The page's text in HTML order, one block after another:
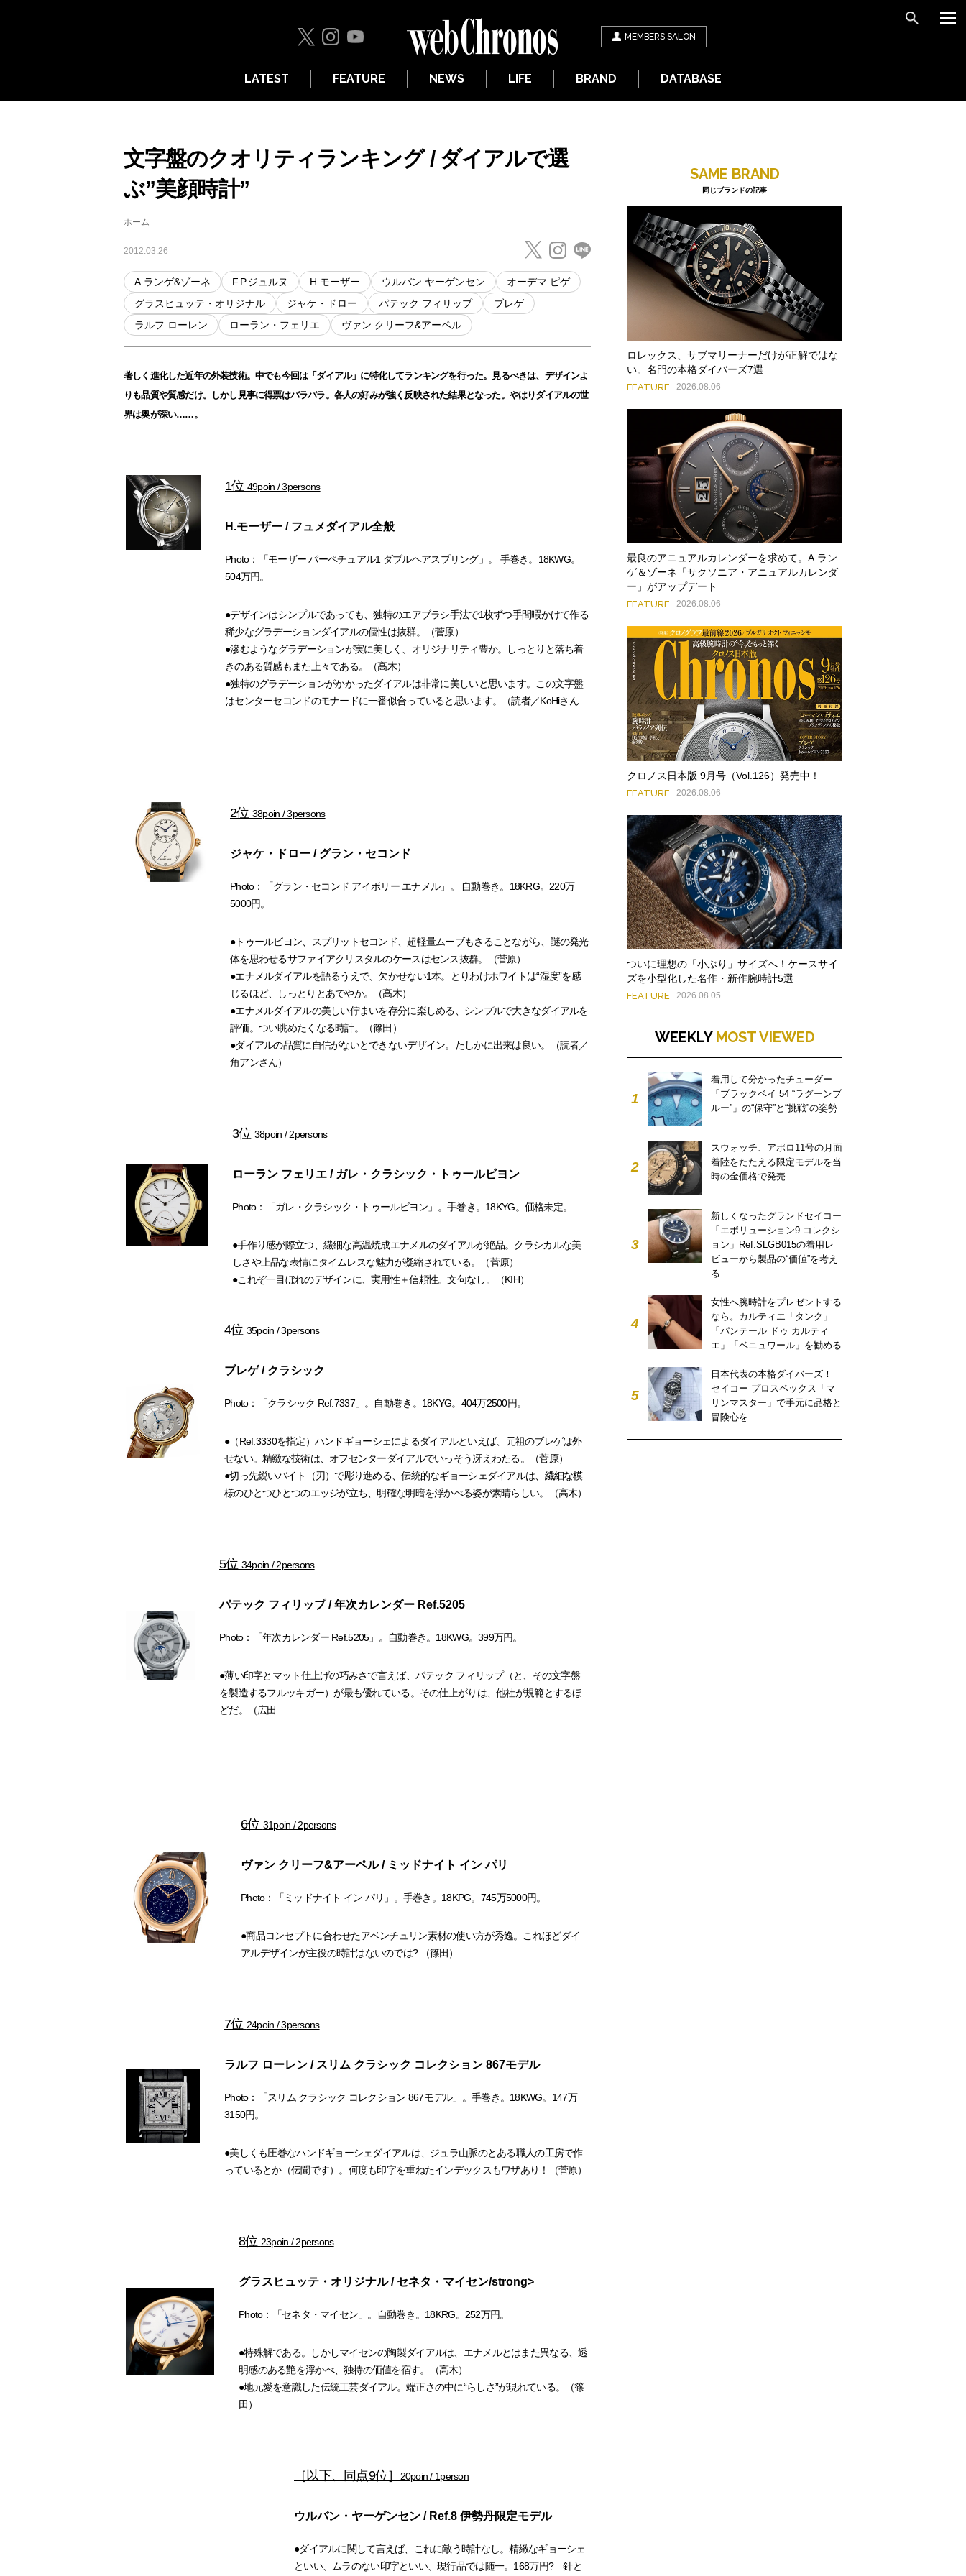
MEMBERS SALON
LATEST FEATURE NEWS LIFE BRAND DATABASE
文字盤のクオリティランキング / ダイアルで選
ぶ”美顔時計”
ホーム
2012.03.26
A.ランゲ&ゾーネ F.P.ジュルヌ H.モーザー ウルバン ヤーゲンセン
オーデマ ピゲ
グラスヒュッテ・オリジナル
ジャケ・ドロー パテック フィリップ
ブレゲ
ラルフ ローレン
ローラン・フェリエ ヴァン クリーフ&アーペル
著しく進化した近年の外装技術。中でも今回は「ダイアル」に特化してランキングを行った。見るべきは、デザインよ
りも品質や質感だけ。しかし見事に得票はバラバラ。各人の好みが強く反映された結果となった。やはりダイアルの世
界は奥が深い……。
1位 49poin / 3persons
H.モーザー / フュメダイアル全般
Photo：「モーザー パーペチュアル1 ダブルヘアスプリング」。 手巻き。18KWG。
504万円。
●デザインはシンプルであっても、独特のエアブラシ手法で1枚ずつ手間暇かけて作る
稀少なグラデーションダイアルの個性は抜群。（菅原）
●滲むようなグラデーションが実に美しく、オリジナリティ豊か。しっとりと落ち着
きのある質感もまた上々である。（高木）
●独特のグラデーションがかかったダイアルは非常に美しいと思います。この文字盤
はセンターセコンドのモナードに一番似合っていると思います。（読者／KoHiさん
2位 38poin / 3persons
ジャケ・ドロー / グラン・セコンド
Photo：「グラン・セコンド アイボリー エナメル」。 自動巻き。18KRG。220万
5000円。
●トゥールビヨン、スプリットセコンド、超軽量ムーブもさることながら、謎の発光
体を思わせるサファイアクリスタルのケースはセンス抜群。（菅原）
●エナメルダイアルを語るうえで、欠かせない1本。とりわけホワイトは“湿度”を感
じるほど、しっとりとあでやか。（高木）
●エナメルダイアルの美しい佇まいを存分に楽しめる、シンプルで大きなダイアルを
評価。つい眺めたくなる時計。（篠田）
●ダイアルの品質に自信がないとできないデザイン。たしかに出来は良い。（読者／
角アンさん）
3位 38poin / 2persons
ローラン フェリエ / ガレ・クラシック・トゥールビヨン
Photo：「ガレ・クラシック・トゥールビヨン」。手巻き。18KYG。価格未定。
●手作り感が際立つ、繊細な高温焼成エナメルのダイアルが絶品。クラシカルな美
しさや上品な表情にタイムレスな魅力が凝縮されている。（菅原）
●これぞ一目ぼれのデザインに、実用性＋信頼性。文句なし。（KIH）
4位 35poin / 3persons
ブレゲ / クラシック
Photo：「クラシック Ref.7337」。自動巻き。18KYG。404万2500円。
●（Ref.3330を指定）ハンドギョーシェによるダイアルといえば、元祖のブレゲは外
せない。精緻な技術は、オフセンターダイアルでいっそう冴えわたる。（菅原）
●切っ先鋭いバイト（刃）で彫り進める、伝統的なギョーシェダイアルは、繊細な模
様のひとつひとつのエッジが立ち、明確な明暗を浮かべる姿が素晴らしい。（高木）
5位 34poin / 2persons
パテック フィリップ / 年次カレンダー Ref.5205
Photo：「年次カレンダー Ref.5205」。自動巻き。18KWG。399万円。
●薄い印字とマット仕上げの巧みさで言えば、パテック フィリップ（と、その文字盤
を製造するフルッキガー）が最も優れている。その仕上がりは、他社が規範とするほ
どだ。（広田
6位 31poin / 2persons
ヴァン クリーフ&アーペル / ミッドナイト イン パリ
Photo：「ミッドナイト イン パリ」。手巻き。18KPG。745万5000円。
●商品コンセプトに合わせたアベンチュリン素材の使い方が秀逸。これほどダイ
アルデザインが主役の時計はないのでは? （篠田）
7位 24poin / 3persons
ラルフ ローレン / スリム クラシック コレクション 867モデル
Photo：「スリム クラシック コレクション 867モデル」。手巻き。18KWG。147万
3150円。
●美しくも圧巻なハンドギョーシェダイアルは、ジュラ山脈のとある職人の工房で作
っているとか（伝聞です）。何度も印字を重ねたインデックスもワザあり！（菅原）
8位 23poin / 2persons
グラスヒュッテ・オリジナル / セネタ・マイセン/strong>
Photo：「セネタ・マイセン」。自動巻き。18KRG。252万円。
●特殊解である。しかしマイセンの陶製ダイアルは、エナメルとはまた異なる、透
明感のある艶を浮かべ、独特の価値を宿す。（高木）
●地元愛を意識した伝統工芸ダイアル。端正さの中に“らしさ”が現れている。（篠
田）
［以下、同点9位］ 20poin / 1person
ウルバン・ヤーゲンセン / Ref.8 伊勢丹限定モデル
●ダイアルに関して言えば、これに敵う時計なし。精緻なギョーシェ
といい、ムラのない印字といい、現行品では随一。168万円? 針と
SAME BRAND
同じブランドの記事
ロレックス、サブマリーナーだけが正解ではな
い。名門の本格ダイバーズ7選
FEATURE 2026.08.06
最良のアニュアルカレンダーを求めて。A.ラン
ゲ＆ゾーネ「サクソニア・アニュアルカレンダ
ー」がアップデート
FEATURE 2026.08.06
クロノス日本版 9月号（Vol.126）発売中！
FEATURE 2026.08.06
ついに理想の「小ぶり」サイズへ！ケースサイ
ズを小型化した名作・新作腕時計5選
FEATURE 2026.08.05
WEEKLY MOST VIEWED
1
着用して分かったチューダー
「ブラックベイ 54 “ラグーンブ
ルー”」の“保守”と“挑戦”の姿勢
2
スウォッチ、アポロ11号の月面
着陸をたたえる限定モデルを当
時の金価格で発売
3
新しくなったグランドセイコー
「エボリューション9 コレクシ
ョン」Ref.SLGB015の着用レ
ビューから製品の“価値”を考え
る
4
女性へ腕時計をプレゼントする
なら。カルティエ「タンク」
「パンテール ドゥ カルティ
エ」「ベニュワール」を勧める
5
日本代表の本格ダイバーズ！
セイコー プロスペックス「マ
リンマスター」で手元に品格と
冒険心を